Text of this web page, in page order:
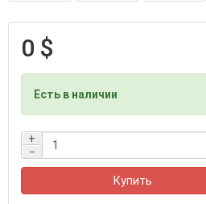
0 $
Есть в наличии
+
−
Купить